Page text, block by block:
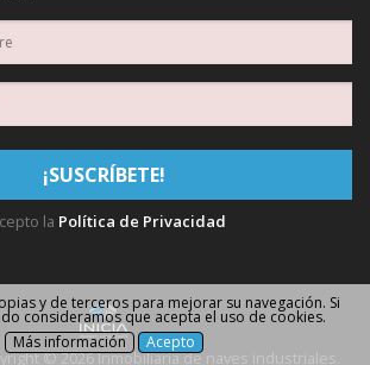
la Política de Privacidad
© 2026 Inmobiliaria de naves industriales.
y de terceros para mejorar su navegación. Si
consideramos que acepta el uso de cookies.
Más información
Acepto